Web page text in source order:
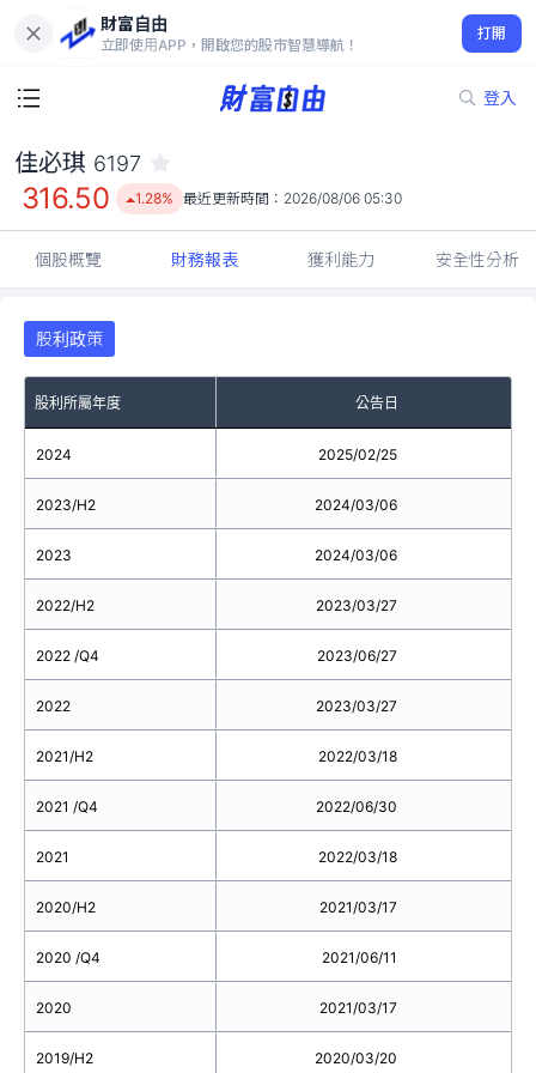
財富自由
立即使用APP，開啟您的股市智慧導航！
打開
登入
316.50
1.28%
佳必琪 6197
316.50 1.28% 最近更新時間： 2026/08/06 05:30
個股概覽 財務報表 獲利能力 安全性分析
股利政策
股利所屬年度 公告日
2024
2023/H2
2023
2022/H2
2022 /Q4
2022
2021/H2
2021 /Q4
2021
2020/H2
2020 /Q4
2020
2019/H2
2025/02/25
2024/03/06
2024/03/06
2023/03/27
2023/06/27
2023/03/27
2022/03/18
2022/06/30
2022/03/18
2021/03/17
2021/06/11
2021/03/17
2020/03/20